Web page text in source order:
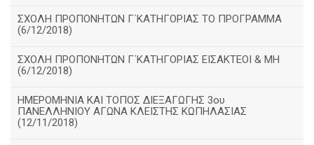
ΣΧΟΛΗ ΠΡΟΠΟΝΗΤΩΝ Γ΄ΚΑΤΗΓΟΡΙΑΣ ΤΟ ΠΡΟΓΡΑΜΜΑ
(6/12/2018)
ΣΧΟΛΗ ΠΡΟΠΟΝΗΤΩΝ Γ΄ΚΑΤΗΓΟΡΙΑΣ ΕΙΣΑΚΤΕΟΙ & ΜΗ
(6/12/2018)
ΗΜΕΡΟΜΗΝΙΑ ΚΑΙ ΤΟΠΟΣ ΔΙΕΞΑΓΩΓΗΣ 3ου
ΠΑΝΕΛΛΗΝΙΟΥ ΑΓΩΝΑ ΚΛΕΙΣΤΗΣ ΚΩΠΗΛΑΣΙΑΣ
(12/11/2018)